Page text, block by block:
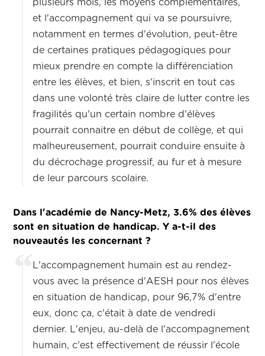
plusieurs mois, les moyens complémentaires,
et l'accompagnement qui va se poursuivre,
notamment en termes d'évolution, peut-être
de certaines pratiques pédagogiques pour
mieux prendre en compte la différenciation
entre les élèves, et bien, s'inscrit en tout cas
dans une volonté très claire de lutter contre les
fragilités qu'un certain nombre d'élèves
pourrait connaitre en début de collège, et qui
malheureusement, pourrait conduire ensuite à
du décrochage progressif, au fur et à mesure
de leur parcours scolaire.
Dans l'académie de Nancy-Metz, 3.6% des élèves
sont en situation de handicap. Y a-t-il des
nouveautés les concernant ?
L'accompagnement humain est au rendez-
vous avec la présence d'AESH pour nos élèves
en situation de handicap, pour 96,7% d'entre
eux, donc ça, c'était à date de vendredi
dernier. L'enjeu, au-delà de l'accompagnement
humain, c'est effectivement de réussir l'école